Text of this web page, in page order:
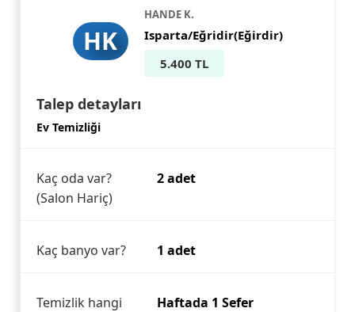
HK
HANDE K.
Isparta/Eğridir(Eğirdir)
5.400 TL
Talep detayları
Ev Temizliği
Kaç oda var?
(Salon Hariç)
2 adet
Kaç banyo var? 1 adet
Temizlik hangi
Haftada 1 Sefer